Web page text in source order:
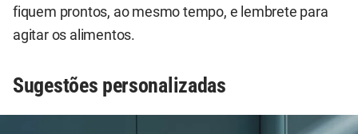
fiquem prontos, ao mesmo tempo, e lembrete para
agitar os alimentos.
Sugestões personalizadas